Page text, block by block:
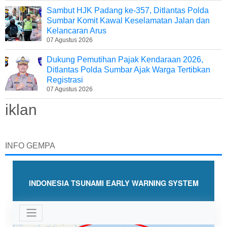
Sambut HJK Padang ke-357, Ditlantas Polda
Sumbar Komit Kawal Keselamatan Jalan dan
Kelancaran Arus
07 Agustus 2026
Dukung Pemutihan Pajak Kendaraan 2026,
Ditlantas Polda Sumbar Ajak Warga Tertibkan
Registrasi
07 Agustus 2026
iklan
INFO GEMPA